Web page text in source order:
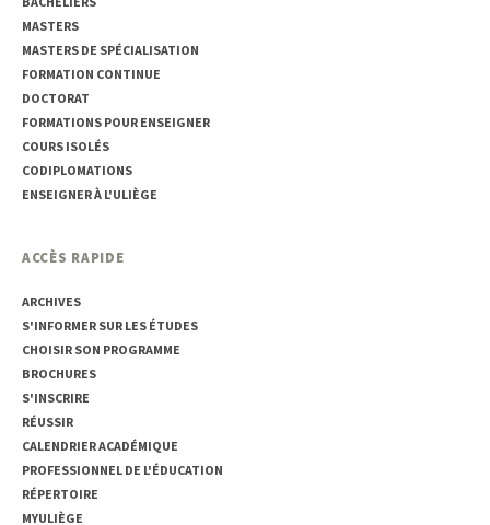
MASTERS
MASTERS DE SPÉCIALISATION
FORMATION CONTINUE
DOCTORAT
FORMATIONS POUR ENSEIGNER
COURS ISOLÉS
CODIPLOMATIONS
ENSEIGNER À L'ULIÈGE
ACCÈS RAPIDE
ARCHIVES
S'INFORMER SUR LES ÉTUDES
CHOISIR SON PROGRAMME
BROCHURES
S'INSCRIRE
RÉUSSIR
CALENDRIER ACADÉMIQUE
PROFESSIONNEL DE L'ÉDUCATION
RÉPERTOIRE
MYULIÈGE